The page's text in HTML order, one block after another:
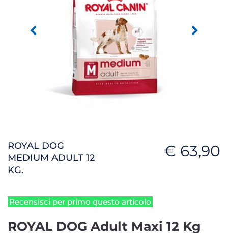
ROYAL DOG
MEDIUM ADULT 12
KG.
€ 63,90
Recensisci per primo questo articolo
ROYAL DOG Adult Maxi 12 Kg